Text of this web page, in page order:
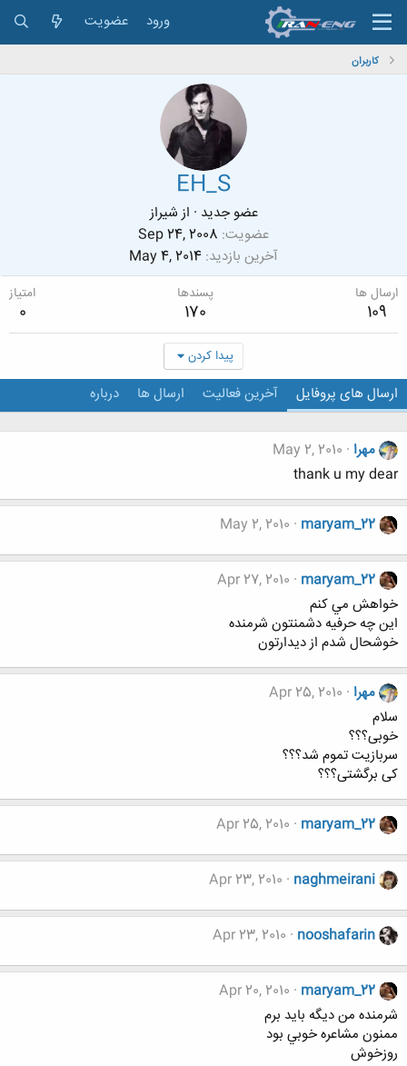
ورود عضویت
کاربران
EH_S
عضو جدید · ازشیراز
عضویت Sep 24, 2008
آخرین بازدید May 4, 2014
ارسال ها
109
پسندها
170
امتیاز
0
پیدا کردن
ارسال های پروفایل آخرین فعالیت ارسال ها درباره
مهرا May 2, 2010
thank u my dear
maryam_22
May 2, 2010
maryam_22
Apr 27, 2010
خواهش مي كنم
اين چه حرفيه دشمنتون شرمنده
خوشحال شدم از ديدارتون
مهرا Apr 25, 2010
سلام
خوبی؟؟؟
سربازیت تموم شد؟؟؟
کی برگشتی؟؟؟
maryam_22
Apr 25, 2010
naghmeirani
Apr 23, 2010
nooshafarin
Apr 23, 2010
maryam_22
Apr 20, 2010
شرمنده من ديگه بايد برم
ممنون مشاعره خوبي بود
روزخوش